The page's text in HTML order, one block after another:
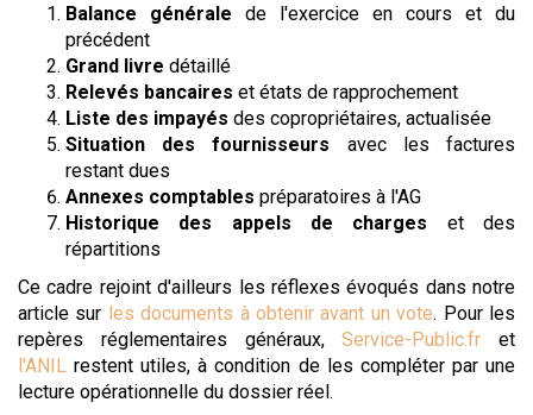
Balance générale de l'exercice en cours et du
précédent
Grand livre détaillé
Relevés bancaires et états de rapprochement
Liste des impayés des copropriétaires, actualisée
Situation des fournisseurs avec les factures
restant dues
Annexes comptables préparatoires à l'AG
Historique des appels de charges et des
répartitions
Ce cadre rejoint d'ailleurs les réflexes évoqués dans notre
article sur les documents à obtenir avant un vote. Pour les
repères réglementaires généraux,Service-Public.fr et
l'ANIL restent utiles, à condition de les compléter par une
lecture opérationnelle du dossier réel.